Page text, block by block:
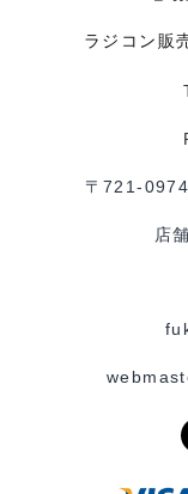
ラジコン販
〒721-
店